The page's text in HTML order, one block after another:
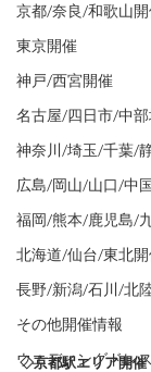
京都/奈良/和歌山
東京開催
神戸/西宮開催
名古屋/四日市/中
神奈川/埼玉/千葉/
広島/岡山/山口/中
福岡/熊本/鹿児島/
北海道/仙台/東北
長野/新潟/石川/北
その他開催情報
ウエディングドレ
◇京都駅エリア開催